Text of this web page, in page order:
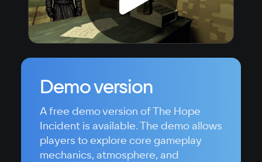
Demo version
A free demo version of The Hope
Incident is available. The demo allows
players to explore core gameplay
mechanics, atmosphere, and